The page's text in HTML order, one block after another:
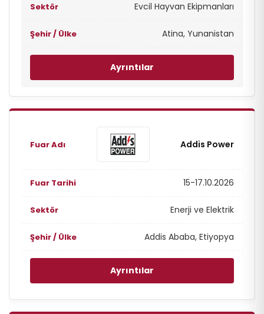
Evcil Hayvan Ekipmanları
Atina, Yunanistan
Ayrıntılar
Addis Power
15-17.10.2026
Enerji ve Elektrik
Addis Ababa, Etiyopya
Ayrıntılar